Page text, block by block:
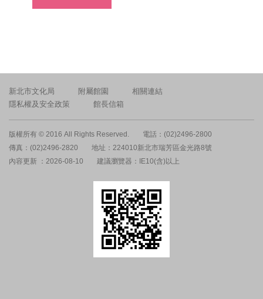
新北市文化局 附屬館園
相關連結
隱私權及安全政策
館長信箱
版權所有 © 2016 All Rights Reserved.
電話：(02)2496-2800
傳真：(02)2496-2820
地址：224010新北市瑞芳區金光路8號
內容更新 ：2026-08-10
建議瀏覽器：IE10(含)以上